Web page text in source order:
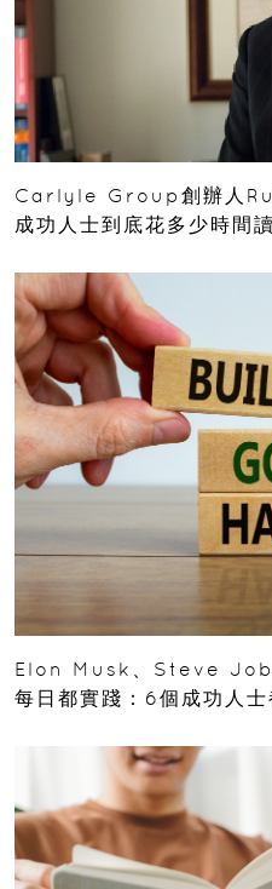
Carlyle Group創辦人
成功人士到底花多少時間
Elon Musk、Steve
每日都實踐：6個成功人